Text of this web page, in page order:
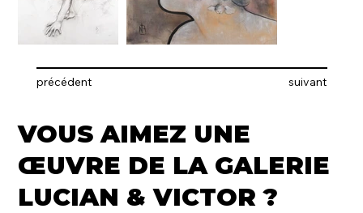
précédent suivant
VOUS AIMEZ UNE
ŒUVRE DE LA GALERIE
LUCIAN & VICTOR ?